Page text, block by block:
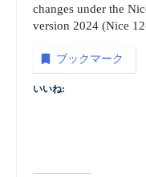
changes under the
version 2024 (Nice
ブックマーク
いいね: